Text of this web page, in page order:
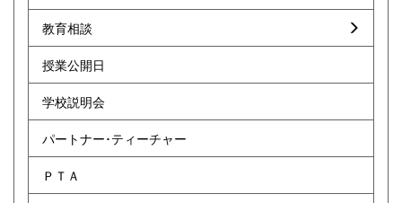
教育相談
授業公開日
学校説明会
パートナー･ティーチャー
ＰＴＡ